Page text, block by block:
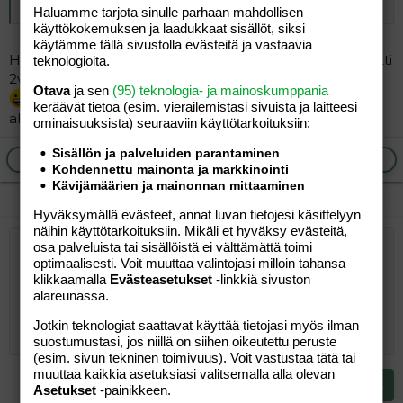
lääkärin mukaan mehu ja vitamiinilinjalle siirrytään.
Haettiin 3kk satsi varmaan päivää ennen kun poika täytti
2v. ja juotettiin sitä, mutta parani allergiasta 2-vuotiaana
ONNEKSI, en tiedä mitä olisimme tehneet ja sai
alkaa juomaan suoraan 1. maitoa.
Ilmoita asiaton viesti
Lihavoitu
Kursivoitu
Laajennettuun editoriin…
Lista
Järjestetty lista
Järjestämätön lista
Pienennä sisennystä
Laajennettuun editoriin…
Lisää hyperlinkki
Lisää kuva
HymiötLaajennettuun
Kumoa
Fontin koko
9
12
15
18
TekstiväriKirjasintyyli
Arial
Courier New
Georgia
Tahoma
YliviivaaAlleviivattu
Rivinsisäinen koodi
Rivinsisäinen spoiler
Tasaus Tasaa vasemmalle
Tasaa oikealle
Justify text
Paragraph format
Normal
Heading 1
Heading 2
Heading 3
LainausLisää video/media
Lisää taulukko
Insert horizontal line
SpoilerKoodi
Tee uudelleen
BBCode-näkymä
Poista muotoilu
LuonnoksetTallenna luonnos
Kirjoita vastaus...
Haluamme tarjota sinulle parhaan mahdollisen
käyttökokemuksen ja laadukkaat sisällöt, siksi
käytämme tällä sivustolla evästeitä ja vastaavia
teknologioita.
Otavaja sen (95) teknologia- ja mainoskumppania
keräävät tietoa (esim. vierailemis­tasi sivuista ja laitteesi
ominaisuuk­sista) seuraaviin käyttötarkoituksiin:
Sisällön ja palveluiden parantaminen
Kohdennettu mainonta ja markkinointi
Kävijämäärien ja mainonnan mittaaminen
Hyväksymällä evästeet, annat luvan tietojesi käsittelyyn
näihin käyttötarkoituksiin. Mikäli et hyväksy evästeitä,
osa palveluista tai sisällöistä ei välttämättä toimi
optimaalisesti. Voit muuttaa valintojasi milloin tahansa
klikkaamalla Evästeasetukset -linkkiä sivuston
alareunassa.
Jotkin teknologiat saattavat käyttää tietojasi myös ilman
suostumustasi, jos niillä on siihen oikeutettu peruste
(esim. sivun tekninen toimivuus). Voit vastustaa tätä tai
muuttaa kaikkia asetuksiasi valitsemalla alla olevan
Asetukset -painikkeen.